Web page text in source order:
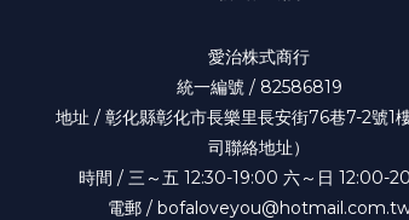
愛治株式商行
統一編號 / 82586819
地址 / 彰化縣彰化市長樂里長安街76巷7-2號1
司聯絡地址）
時間 / 三～五 12:30-19:00 六～日 12:00-
電郵 /